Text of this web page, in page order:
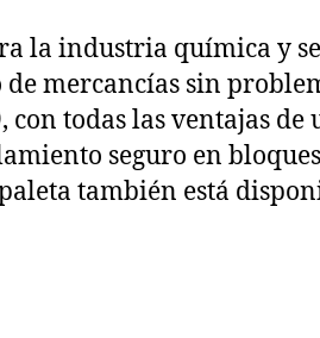
la industria química y
mercancías sin
todas las ventajas de
seguro en
también está